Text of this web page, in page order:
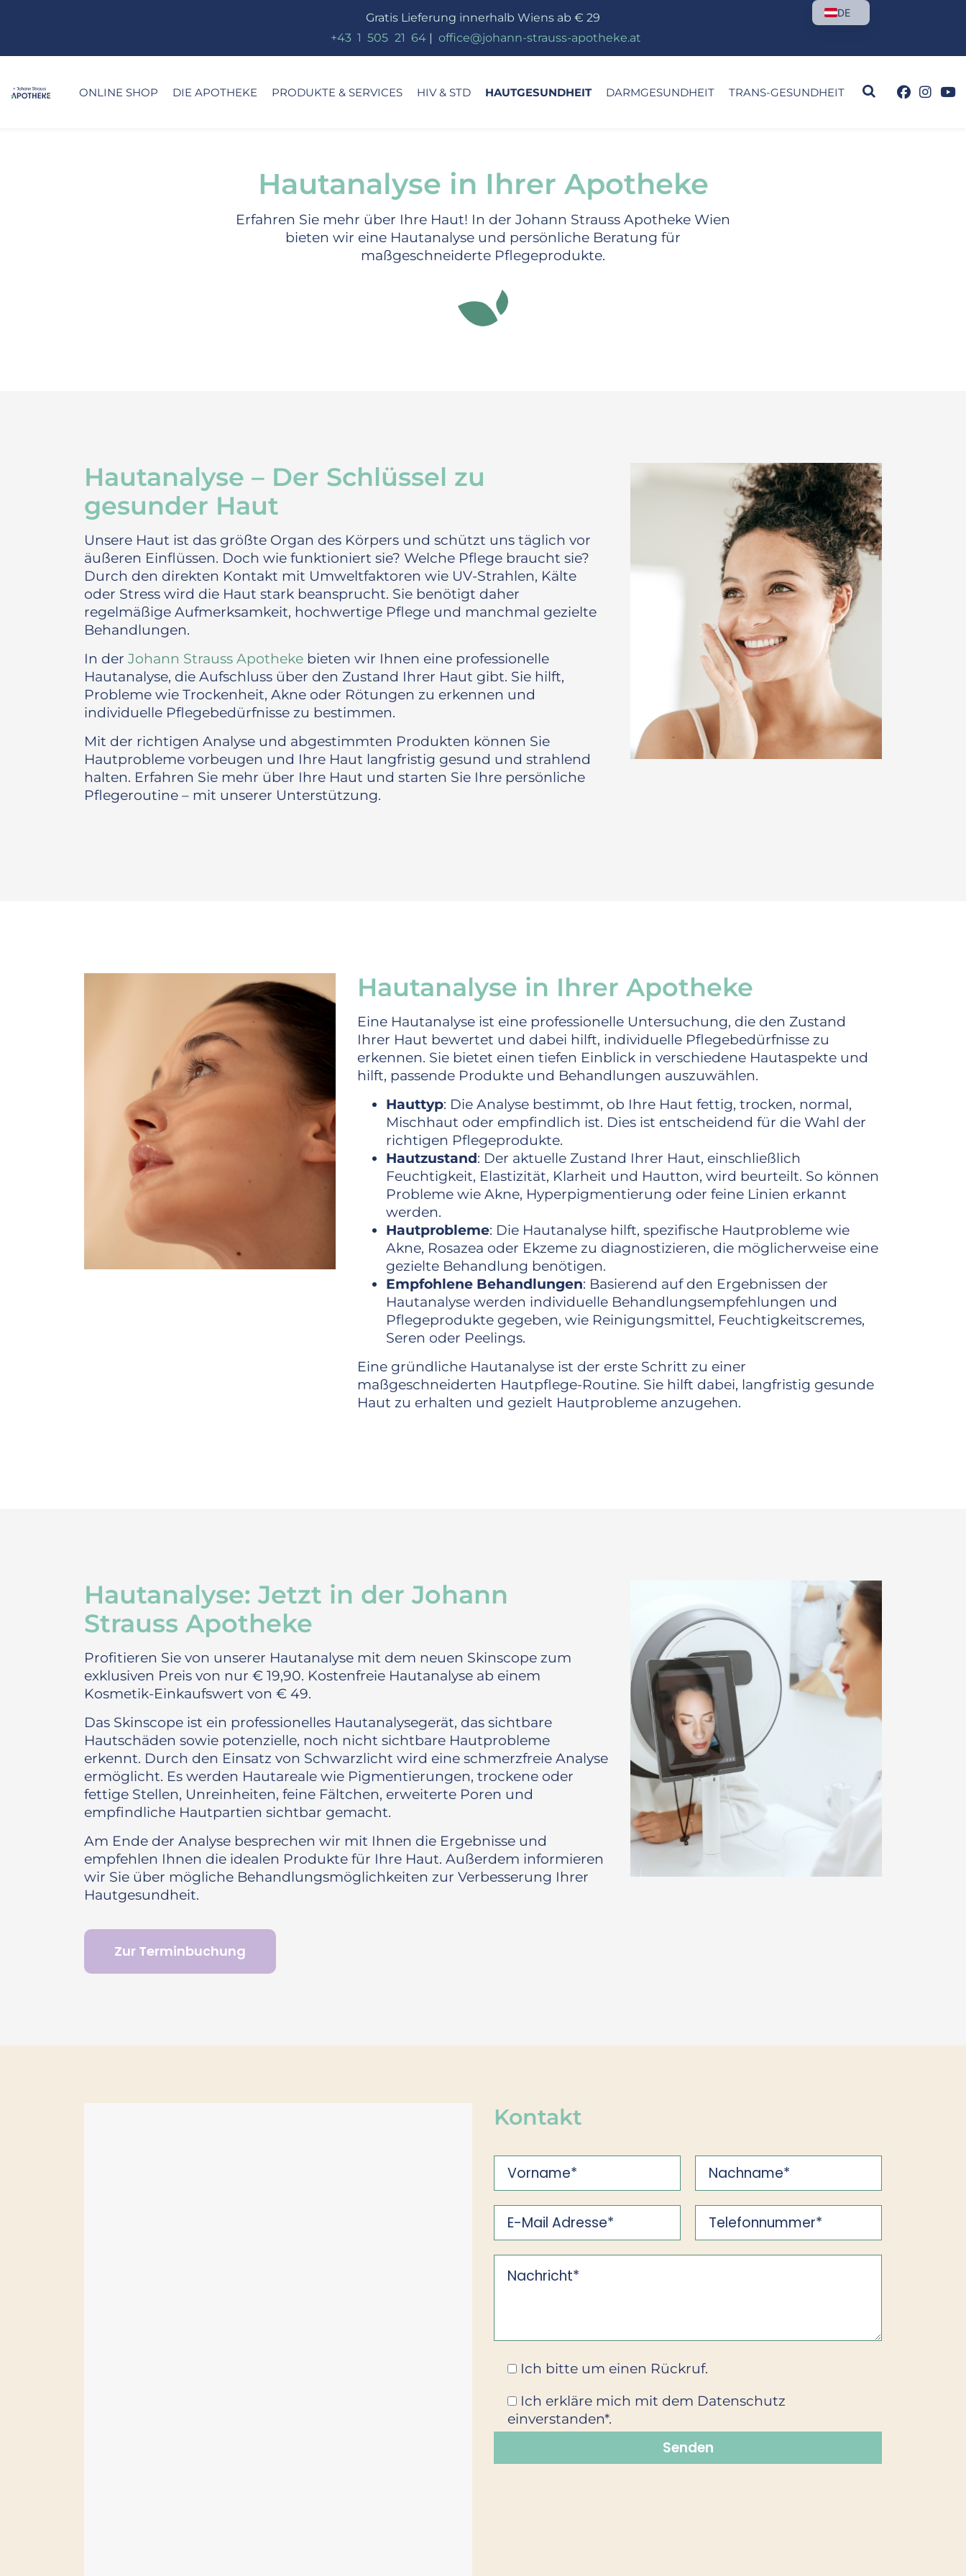
Gratis Lieferung innerhalb Wiens ab € 29
+43 1 505 21 64 office@johann-strauss-apotheke.at
ONLINE SHOP DIE APOTHEKE PRODUKTE & SERVICES HIV & STD HAUTGESUNDHEIT DARMGESUNDHEIT TRANS-GESUNDHEIT
Hautanalyse in Ihrer Apotheke
Erfahren Sie mehr über Ihre Haut! In der Johann Strauss Apotheke Wien
bieten wir eine Hautanalyse und persönliche Beratung für
maßgeschneiderte Pflegeprodukte.
Hautanalyse – Der Schlüssel zu
gesunder Haut
Unsere Haut ist das größte Organ des Körpers und schützt uns täglich vor
äußeren Einflüssen. Doch wie funktioniert sie? Welche Pflege braucht sie?
Durch den direkten Kontakt mit Umweltfaktoren wie UV-Strahlen, Kälte
oder Stress wird die Haut stark beansprucht. Sie benötigt daher
regelmäßige Aufmerksamkeit, hochwertige Pflege und manchmal gezielte
Behandlungen.
In der Johann Strauss Apotheke bieten wir Ihnen eine professionelle
Hautanalyse, die Aufschluss über den Zustand Ihrer Haut gibt. Sie hilft,
Probleme wie Trockenheit, Akne oder Rötungen zu erkennen und
individuelle Pflegebedürfnisse zu bestimmen.
Mit der richtigen Analyse und abgestimmten Produkten können Sie
Hautprobleme vorbeugen und Ihre Haut langfristig gesund und strahlend
halten. Erfahren Sie mehr über Ihre Haut und starten Sie Ihre persönliche
Pflegeroutine – mit unserer Unterstützung.
Hautanalyse in Ihrer Apotheke
Eine Hautanalyse ist eine professionelle Untersuchung, die den Zustand
Ihrer Haut bewertet und dabei hilft, individuelle Pflegebedürfnisse zu
erkennen. Sie bietet einen tiefen Einblick in verschiedene Hautaspekte und
hilft, passende Produkte und Behandlungen auszuwählen.
Hauttyp: Die Analyse bestimmt, ob Ihre Haut fettig, trocken, normal,
Mischhaut oder empfindlich ist. Dies ist entscheidend für die Wahl der
richtigen Pflegeprodukte.
Hautzustand: Der aktuelle Zustand Ihrer Haut, einschließlich
Feuchtigkeit, Elastizität, Klarheit und Hautton, wird beurteilt. So können
Probleme wie Akne, Hyperpigmentierung oder feine Linien erkannt
werden.
Hautprobleme: Die Hautanalyse hilft, spezifische Hautprobleme wie
Akne, Rosazea oder Ekzeme zu diagnostizieren, die möglicherweise eine
gezielte Behandlung benötigen.
Empfohlene Behandlungen: Basierend auf den Ergebnissen der
Hautanalyse werden individuelle Behandlungsempfehlungen und
Pflegeprodukte gegeben, wie Reinigungsmittel, Feuchtigkeitscremes,
Seren oder Peelings.
Eine gründliche Hautanalyse ist der erste Schritt zu einer
maßgeschneiderten Hautpflege-Routine. Sie hilft dabei, langfristig gesunde
Haut zu erhalten und gezielt Hautprobleme anzugehen.
Hautanalyse: Jetzt in der Johann
Strauss Apotheke
Profitieren Sie von unserer Hautanalyse mit dem neuen Skinscope zum
exklusiven Preis von nur € 19,90. Kostenfreie Hautanalyse ab einem
Kosmetik-Einkaufswert von € 49.
Das Skinscope ist ein professionelles Hautanalysegerät, das sichtbare
Hautschäden sowie potenzielle, noch nicht sichtbare Hautprobleme
erkennt. Durch den Einsatz von Schwarzlicht wird eine schmerzfreie Analyse
ermöglicht. Es werden Hautareale wie Pigmentierungen, trockene oder
fettige Stellen, Unreinheiten, feine Fältchen, erweiterte Poren und
empfindliche Hautpartien sichtbar gemacht.
Am Ende der Analyse besprechen wir mit Ihnen die Ergebnisse und
empfehlen Ihnen die idealen Produkte für Ihre Haut. Außerdem informieren
wir Sie über mögliche Behandlungsmöglichkeiten zur Verbesserung Ihrer
Hautgesundheit.
Zur Terminbuchung
Kontakt
Ich bitte um einen Rückruf.
Ich erkläre mich mit dem Datenschutz
einverstanden*.
DE